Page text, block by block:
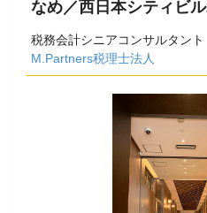
なめ／西日本シティビ
税務会計シニアコンサルタント
M.Partners税理士法人